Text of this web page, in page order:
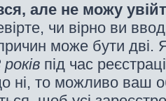
але не можу
чи вірно ви
може бути дві.
під час
ні, то можливо ваш